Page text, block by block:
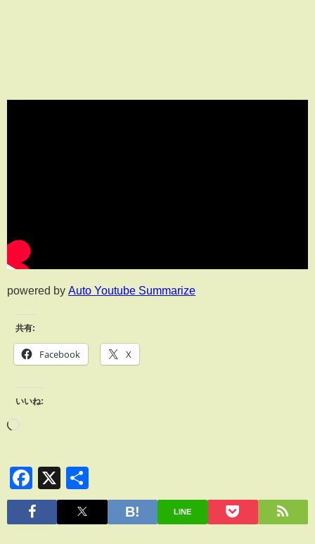
powered by Auto Youtube Summarize
共有:
Facebook X
いいね:
Facebook
X
有
LINE